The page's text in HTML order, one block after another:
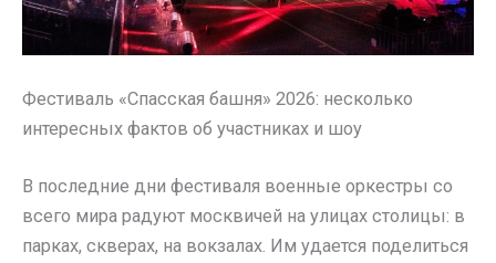
Фестиваль «Спасская башня» 2026: несколько
интересных фактов об участниках и шоу
В последние дни фестиваля военные оркестры со
всего мира радуют москвичей на улицах столицы: в
парках, скверах, на вокзалах. Им удается поделиться